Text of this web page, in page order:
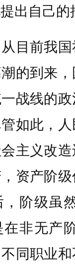
出自己
前我国
的到来
战线的
如此，
主义改
资产阶
，阶级虽
在非无产
同职业